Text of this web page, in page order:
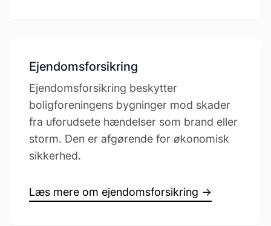
Ejendomsforsikring
Ejendomsforsikring beskytter
boligforeningens bygninger mod skader
fra uforudsete hændelser som brand eller
storm. Den er afgørende for økonomisk
sikkerhed.
Læs mere om ejendomsforsikring →